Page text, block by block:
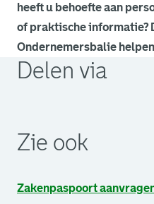
heeft u behoefte aan
of praktische informatie?
Ondernemersbalie
Delen via
Zie ook
Zakenpaspoort